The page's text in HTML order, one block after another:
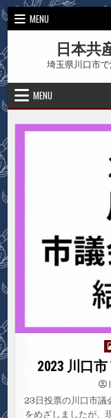
Skip
MENU
日本共
埼玉県川口市で
MENU
in
2023 川口
23日投票の川口市議
をめざしましたが、